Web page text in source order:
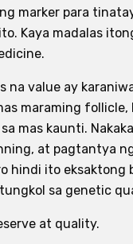
marker para
Kaya madalas
na value ay
maraming follicle,
mas kaunti.
at pagtantya
hindi ito eksaktong
sa genetic
at quality.